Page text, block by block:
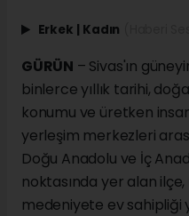
Erkek | Kadın
GÜRÜN – Sivas'ın
binlerce yıllık tarihi,
konumu ve üretken
yerleşim merkezleri
Doğu Anadolu ve İç
noktasında yer alan
medeniyete ev sahipliği